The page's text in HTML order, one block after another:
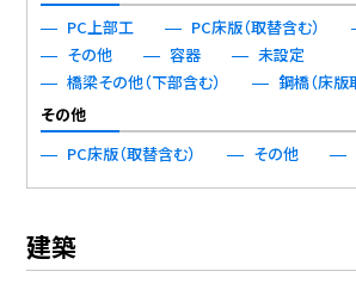
PC上部工
PC床版（取替含む）
その他
容器
未設定
橋梁その他（下部含む）
鋼橋（床版
その他
PC床版（取替含む）
その他
建築